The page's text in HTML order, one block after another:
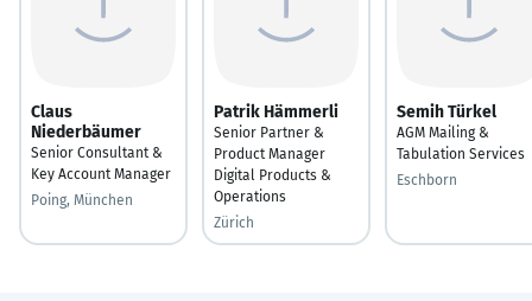
Claus
Niederbäumer
Senior Consultant &
Key Account Manager
Poing, München
Patrik Hämmerli
Senior Partner &
Product Manager
Digital Products &
Operations
Zürich
Semih Türkel
AGM Mailing &
Tabulation Services
Eschborn